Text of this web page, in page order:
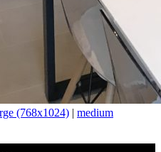
(768x1024) | medium